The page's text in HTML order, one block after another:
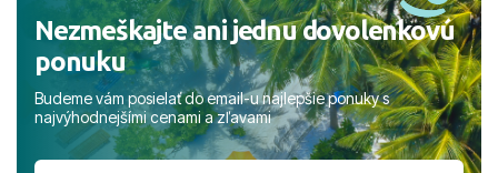
Nezmeškajte ani jednu dovolenkovú
ponuku
Budeme vám posielať do email-u najlepšie ponuky s
najvýhodnejšími cenami a zľavami